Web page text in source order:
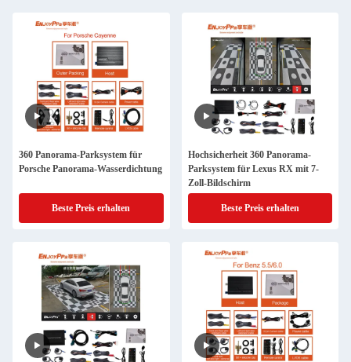
360 Panorama-Parksystem für
Porsche Panorama-Wasserdichtung
Beste Preis erhalten
Hochsicherheit 360 Panorama-
Parksystem für Lexus RX mit 7-
Zoll-Bildschirm
Beste Preis erhalten